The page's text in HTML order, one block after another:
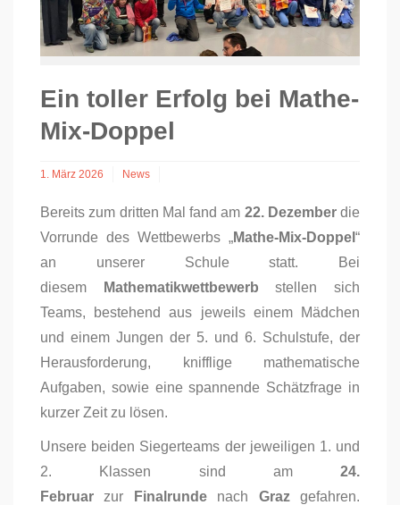
Ein toller Erfolg bei Mathe-
Mix-Doppel
1. März 2026 News
Bereits zum dritten Mal fand am 22. Dezemberdie
Vorrunde des Wettbewerbs „Mathe-Mix-Doppel “
an unserer Schule statt. Bei
diesem
Mathematikwettbewerbstellen sich
Teams, bestehend aus jeweils einem Mädchen
und einem Jungen der 5. und 6. Schulstufe, der
Herausforderung, knifflige mathematische
Aufgaben, sowie eine spannende Schätzfrage in
kurzer Zeit zu lösen.
Unsere beiden Siegerteams der jeweiligen 1. und
2. Klassen sind am 24.
Februar zur Finalrunde nach Grazgefahren.